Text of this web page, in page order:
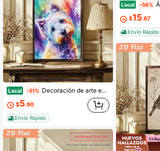
Local -51% Decoración de arte estilo retro, impresión en madera enmarcada de 12x16 pulgadas, retrato de perro West Highland White Terrier en escena de manga, ideal para oficina, excelente regalo para fans de los perros.
$5.90
Envío Rápido
Local -56% Álbum de
$15.67
Envío Rápido